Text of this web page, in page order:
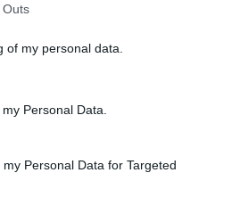
Outs
of my personal data.
Personal Data.
Personal Data for Targeted